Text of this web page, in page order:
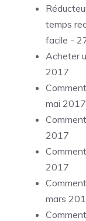
temps
facile -
Acheter
2017
mai 2017
2017
2017
mars